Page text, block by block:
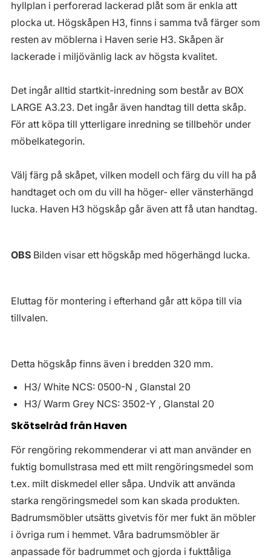
hyllplan i perforerad lackerad plåt som är enkla att
plocka ut. Högskåpen H3, finns i samma två färger som
resten av möblerna i Haven serie H3. Skåpen är
lackerade i miljövänlig lack av högsta kvalitet.
Det ingår alltid startkit-inredning som består av BOX
LARGE A3.23. Det ingår även handtag till detta skåp.
För att köpa till ytterligare inredning se tillbehör under
möbelkategorin.
Välj färg på skåpet, vilken modell och färg du vill ha på
handtaget och om du vill ha höger- eller vänsterhängd
lucka. Haven H3 högskåp går även att få utan handtag.
OBS Bilden visar ett högskåp med högerhängd lucka.
Eluttag för montering i efterhand går att köpa till via
tillvalen.
Detta högskåp finns även i bredden 320 mm.
H3/ White NCS: 0500-N , Glanstal 20
H3/ Warm Grey NCS: 3502-Y , Glanstal 20
Skötselråd från Haven
För rengöring rekommenderar vi att man använder en
fuktig bomullstrasa med ett milt rengöringsmedel som
t.ex. milt diskmedel eller såpa. Undvik att använda
starka rengöringsmedel som kan skada produkten.
Badrumsmöbler utsätts givetvis för mer fukt än möbler
i övriga rum i hemmet. Våra badrumsmöbler är
anpassade för badrummet och gjorda i fukttåliga